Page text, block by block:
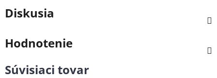
Diskusia
Hodnotenie
Súvisiaci tovar